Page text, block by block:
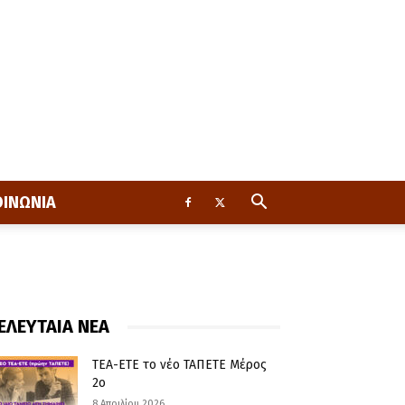
ΝΕΑ
ΤΕΑ-ΕΤΕ το νέο ΤΑΠΕΤΕ Μέρος
2ο